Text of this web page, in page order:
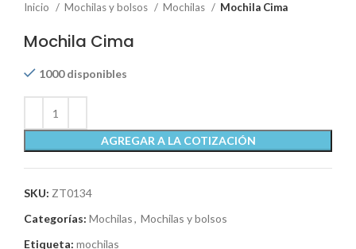
Inicio Mochilas y bolsos Mochilas Mochila Cima
Mochila Cima
1000 disponibles
AGREGAR A LA COTIZACIÓN
SKU: ZT0134
Categorías: Mochilas, Mochilas y bolsos
Etiqueta: mochilas